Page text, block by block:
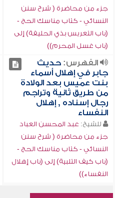
جزء من محاضرة ( شرح سنن
النسائي - كتاب مناسك الحج -
(باب التعريس بذي الحليفة) إلى
(باب غسل المحرم))
الفهرس:حديث
جابر في إهلال أسماء
بنت عميس بعد الولادة
من طريق ثانية وتراجم
رجال إسناده , إهلال
النفساء
للشيخ: عبد المحسن العباد
جزء من محاضرة ( شرح سنن
النسائي - كتاب مناسك الحج -
(باب كيف التلبية) إلى (باب إهلال
النفساء))